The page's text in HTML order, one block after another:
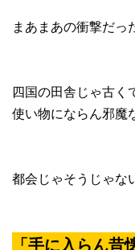
まあまあの衝撃だっ
四国の田舎じゃ古く
使い物にならん邪魔
都会じゃそうじゃな
「手に入らん昔